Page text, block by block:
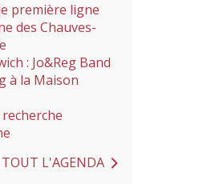
première ligne
des Chauves-
: Jo&Reg Band
à la Maison
L'AGENDA